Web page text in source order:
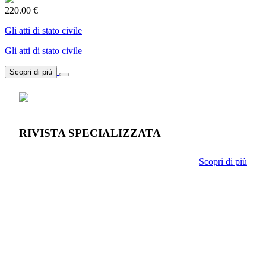
220.00 €
Gli atti di stato civile
Gli atti di stato civile
Scopri di più
RIVISTA SPECIALIZZATA
Scopri di più